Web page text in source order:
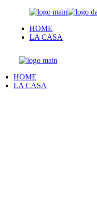
content
HOME
LA CASA
HOME
LA CASA